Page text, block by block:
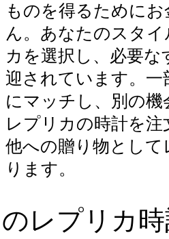
ものを得るために
ん。あなたのスタ
カを選択し、必要
迎されています。
にマッチし、別の
レプリカの時計を
他への贈り物とし
ります。
レプリカ